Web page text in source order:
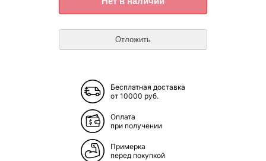
Бесплатная доставка
от 10000 руб.
Оплата
при получении
Примерка
перед покупкой